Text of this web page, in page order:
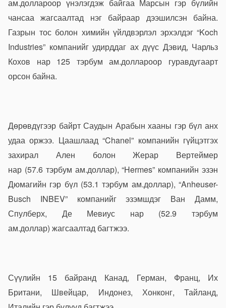
ам.доллароор үнэлэгдэж байгаа Марсын гэр бүлийн
чансаа жагсаалтад нэг байраар дээшилсэн байна.
Газрын тос болон химийн үйлдвэрлэл эрхэлдэг “Koch
Industries” компанийг удирддаг ах дүүс Дэвид, Чарльз
Кохов нар 125 тэрбум ам.доллароор гуравдугаарт
орсон байна.
Дөрөвдүгээр байрт Саудын Арабын хааны гэр бүл анх
удаа оржээ. Цаашлаад “Chanel” компанийн гүйцэтгэх
захирал Ален болон Жерар Вертеймер
нар (57.6 тэрбум ам.доллар), “Hermes” компанийн эзэн
Дюмагийн гэр бүл (53.1 тэрбум ам.доллар), “Anheuser-
Busch INBEV” компанийг эзэмшдэг Ван Дамм,
Спулберх, Де Мевиус нар (52.9 тэрбум
ам.доллар) жагсаалтад багтжээ.
Сүүлийн 15 байранд Канад, Герман, Франц, Их
Британи, Швейцар, Индонез, Хонконг, Тайланд,